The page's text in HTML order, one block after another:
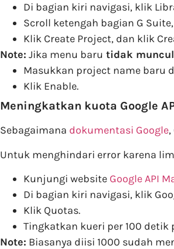
Di bagian kiri navigasi, klik
Scroll ketengah bagian G
Klik Create Project, dan klik
Note: Jika menu baru tidak muncul
Masukkan project name baru
Klik Enable.
Meningkatkan kuota Google
Sebagaimana dokumentasi Google
Untuk menghindari error karena
Kunjungi website Google API
Di bagian kiri navigasi, klik
Klik Quotas.
Tingkatkan kueri per 100 detik
Note: Biasanya diisi 1000 sudah